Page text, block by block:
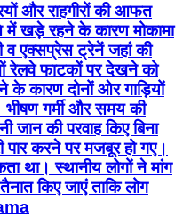
और राहगीरों की आफत
में खड़े रहने के कारण मोकामा
व एक्सप्रेस ट्रेनें जहां की
रेलवे फाटकों पर देखने को
कारण दोनों ओर गाड़ियों
भीषण गर्मी और समय की
जान की परवाह किए बिना
करने पर मजबूर हो गए।
था। स्थानीय लोगों ने मांग
किए जाएं ताकि लोग